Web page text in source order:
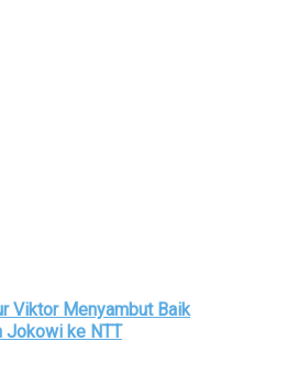
Viktor Menyambut Baik
Jokowi ke NTT